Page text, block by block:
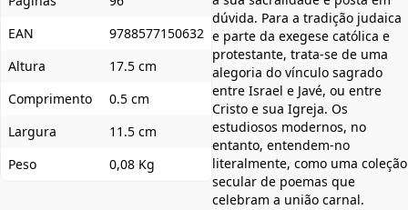
EAN
9788577150632
Altura
17.5 cm
Comprimento
0.5 cm
Largura
11.5 cm
Peso
0,08 Kg
dúvida. Para a tradição judaica
e parte da exegese católica e
protestante, trata-se de uma
alegoria do vínculo sagrado
entre Israel e Javé, ou entre
Cristo e sua Igreja. Os
estudiosos modernos, no
entanto, entendem-no
literalmente, como uma coleção
secular de poemas que
celebram a união carnal.